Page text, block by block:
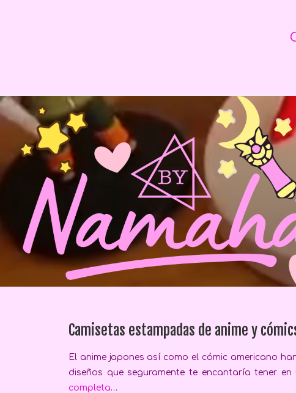
Camisetas estampadas de anime y
El anime japones así como el cómic americano
diseños que seguramente te encantaría tener
completa…